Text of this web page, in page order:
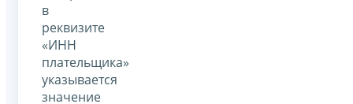
в
реквизите
«ИНН
плательщика»
указывается
значение